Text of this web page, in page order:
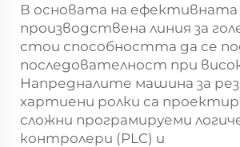
В основата на ефективната
производствена линия за
стои способността да се
последователност при
Напредналите машина за
хартиени ролки са
сложни програмируеми
контролери (PLC) и